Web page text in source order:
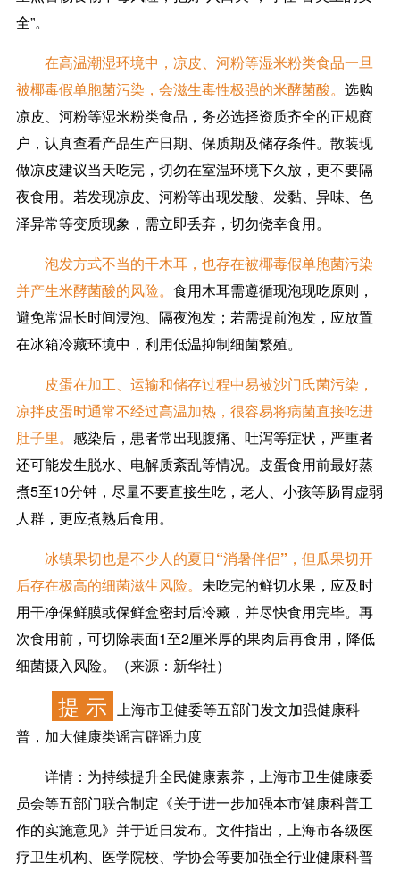
全”。
在高温潮湿环境中，凉皮、河粉等湿米粉类食品一旦
被椰毒假单胞菌污染，会滋生毒性极强的米酵菌酸。 选购
凉皮、河粉等湿米粉类食品，务必选择资质齐全的正规商
户，认真查看产品生产日期、保质期及储存条件。散装现
做凉皮建议当天吃完，切勿在室温环境下久放，更不要隔
夜食用。若发现凉皮、河粉等出现发酸、发黏、异味、色
泽异常等变质现象，需立即丢弃，切勿侥幸食用。
泡发方式不当的干木耳，也存在被椰毒假单胞菌污染
并产生米酵菌酸的风险。 食用木耳需遵循现泡现吃原则，
避免常温长时间浸泡、隔夜泡发；若需提前泡发，应放置
在冰箱冷藏环境中，利用低温抑制细菌繁殖。
皮蛋在加工、运输和储存过程中易被沙门氏菌污染，
凉拌皮蛋时通常不经过高温加热，很容易将病菌直接吃进
肚子里。 感染后，患者常出现腹痛、吐泻等症状，严重者
还可能发生脱水、电解质紊乱等情况。皮蛋食用前最好蒸
煮5至10分钟，尽量不要直接生吃，老人、小孩等肠胃虚弱
人群，更应煮熟后食用。
冰镇果切也是不少人的夏日“消暑伴侣”，但瓜果切开
后存在极高的细菌滋生风险。 未吃完的鲜切水果，应及时
用干净保鲜膜或保鲜盒密封后冷藏，并尽快食用完毕。再
次食用前，可切除表面1至2厘米厚的果肉后再食用，降低
细菌摄入风险。（来源：新华社）
提 示 上海市卫健委等五部门发文加强健康科
普，加大健康类谣言辟谣力度
详情： 为持续提升全民健康素养，上海市卫生健康委
员会等五部门联合制定《关于进一步加强本市健康科普工
作的实施意见》并于近日发布。文件指出，上海市各级医
疗卫生机构、医学院校、学协会等要加强全行业健康科普